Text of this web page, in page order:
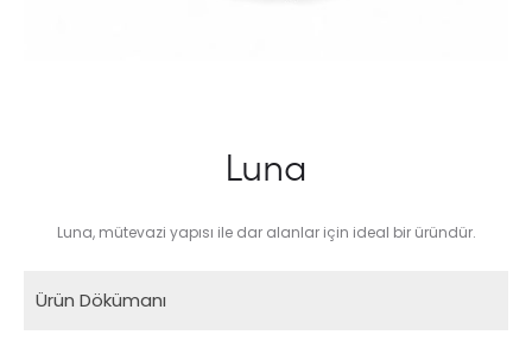
Luna
Luna, mütevazi yapısı ile dar alanlar için ideal bir üründür.
Ürün Dökümanı